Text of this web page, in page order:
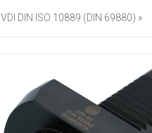
VDI DIN ISO 10889 (DIN 69880) »